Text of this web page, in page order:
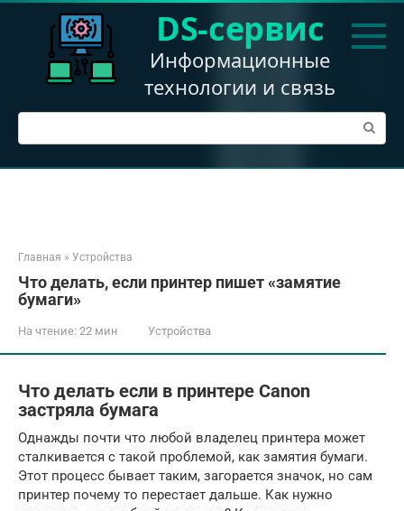
Перейти
DS-сервис
Информационные
технологии и связь
Поиск:
Главная » Устройства
Что делать, если принтер пишет «замятие
бумаги»
На чтение: 22 мин Устройства
Что делать если в принтере Canon
застряла бумага
Однажды почти что любой владелец принтера может
сталкивается с такой проблемой, как замятия бумаги.
Этот процесс бывает таким, загорается значок, но сам
принтер почему то перестает дальше. Как нужно